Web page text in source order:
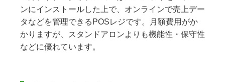
ンにインストールした上で、オンラインで売上デー
タなどを管理できるPOSレジです。月額費用がか
かりますが、スタンドアロンよりも機能性・保守性
などに優れています。